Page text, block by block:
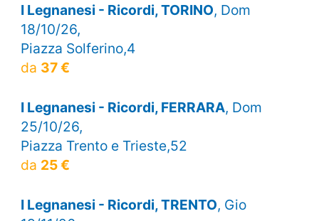
I Legnanesi - Ricordi, TORINO, Dom
18/10/26,
Piazza Solferino,4
da 37 €
I Legnanesi - Ricordi, FERRARA, Dom
25/10/26,
Piazza Trento e Trieste,52
da 25 €
I Legnanesi - Ricordi, TRENTO, Gio